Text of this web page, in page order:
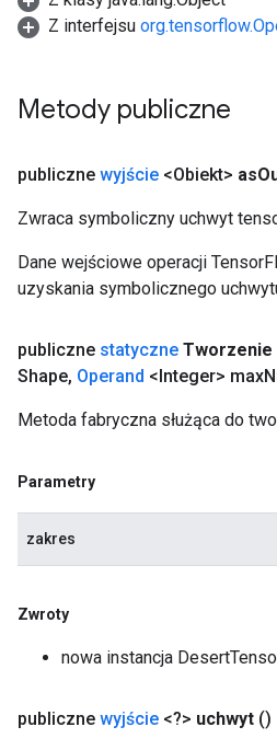
Z interfejsu
Metody publiczne
publiczne wyjście <Obiekt> as
Zwraca symboliczny uchwyt
Dane wejściowe operacji
uzyskania symbolicznego
publiczne statyczne Tworzenie
Shape, Operand <Integer> max
Metoda fabryczna służąca do
Parametry
zakres
Zwroty
nowa instancja
publiczne wyjście <?> uchwyt ()